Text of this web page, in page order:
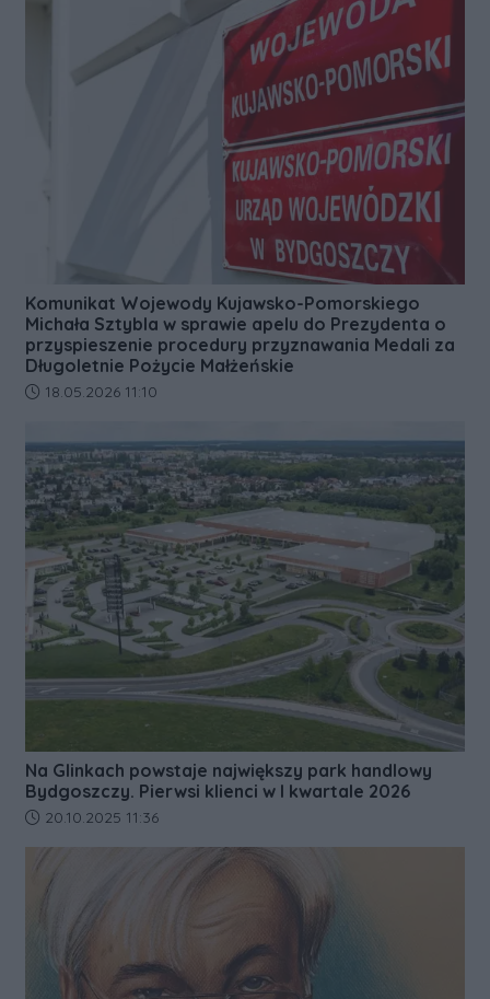
Komunikat Wojewody Kujawsko-Pomorskiego
Michała Sztybla w sprawie apelu do Prezydenta o
przyspieszenie procedury przyznawania Medali za
Długoletnie Pożycie Małżeńskie
Data dodania artykułu:
18.05.2026 11:10
Na Glinkach powstaje największy park handlowy
Bydgoszczy. Pierwsi klienci w I kwartale 2026
Data dodania artykułu:
20.10.2025 11:36